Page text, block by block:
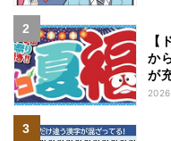
【
か
が
特